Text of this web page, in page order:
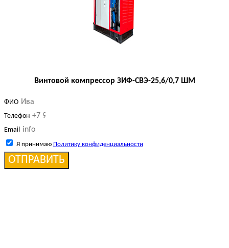
Винтовой компрессор ЗИФ-СВЭ-25,6/0,7 ШМ
ФИО
Телефон
Email
Я принимаю Политику конфиденциальности
ОТПРАВИТЬ